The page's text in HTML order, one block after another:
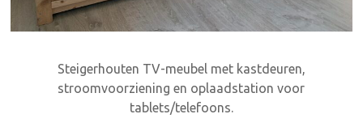
Steigerhouten TV-meubel met kastdeuren,
stroomvoorziening en oplaadstation voor
tablets/telefoons.